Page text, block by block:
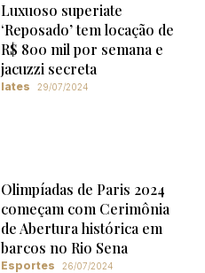
Luxuoso superiate
‘Reposado’ tem locação de
R$ 800 mil por semana e
jacuzzi secreta
Iates 29/07/2024
Olimpíadas de Paris 2024
começam com Cerimônia
de Abertura histórica em
barcos no Rio Sena
Esportes 26/07/2024